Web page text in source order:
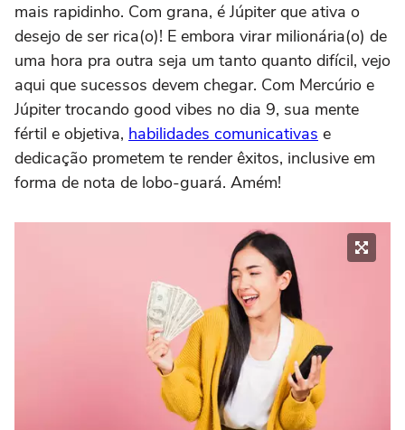
mais rapidinho. Com grana, é Júpiter que ativa o
desejo de ser rica(o)! E embora virar milionária(o) de
uma hora pra outra seja um tanto quanto difícil, vejo
aqui que sucessos devem chegar. Com Mercúrio e
Júpiter trocando good vibes no dia 9, sua mente
fértil e objetiva, habilidades comunicativas e
dedicação prometem te render êxitos, inclusive em
forma de nota de lobo-guará. Amém!